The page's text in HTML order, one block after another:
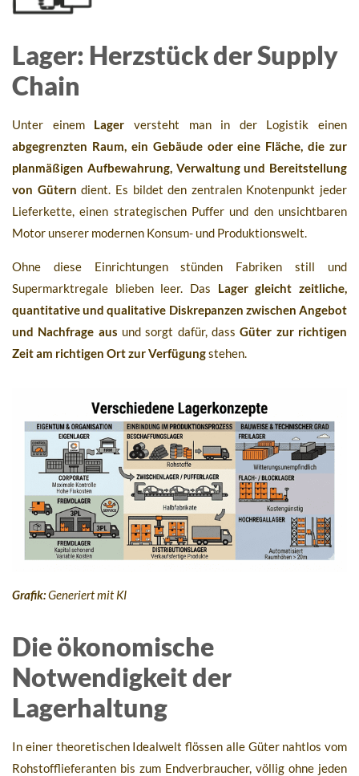
Lager: Herzstück der Supply
Chain
Unter einem Lager versteht man in der Logistik einen
abgegrenzten Raum, ein Gebäude oder eine Fläche, die zur
planmäßigen Aufbewahrung, Verwaltung und Bereitstellung
von Gütern dient. Es bildet den zentralen Knotenpunkt jeder
Lieferkette, einen strategischen Puffer und den unsichtbaren
Motor unserer modernen Konsum- und Produktionswelt.
Ohne diese Einrichtungen stünden Fabriken still und
Supermarktregale blieben leer. Das Lager gleicht zeitliche,
quantitative und qualitative Diskrepanzen zwischen Angebot
und Nachfrage aus und sorgt dafür, dassGüter zur richtigen
Zeit am richtigen Ort zur Verfügungstehen.
Grafik:Generiert mit KI
Die ökonomische
Notwendigkeit der
Lagerhaltung
In einer theoretischen Idealwelt flössen alle Güter nahtlos vom
Rohstofflieferanten bis zum Endverbraucher, völlig ohne jeden